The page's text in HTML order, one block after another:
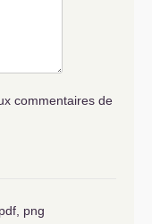
commentaires de
png